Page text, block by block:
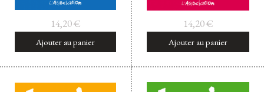
14,20€
Ajouter au panier
14,20€
Ajouter au panier